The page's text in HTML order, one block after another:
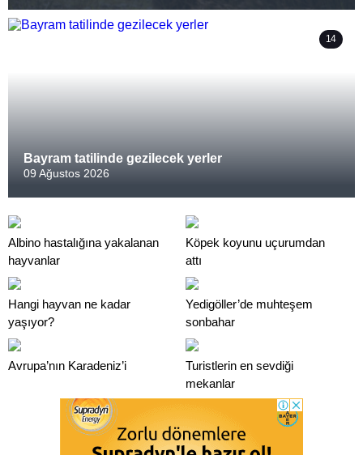
14
Bayram tatilinde gezilecek yerler
09 Ağustos 2026
Albino hastalığına yakalanan
hayvanlar
Köpek koyunu uçurumdan
attı
Hangi hayvan ne kadar
yaşıyor?
Yedigöller’de muhteşem
sonbahar
Avrupa’nın Karadeniz’i
Turistlerin en sevdiği
mekanlar